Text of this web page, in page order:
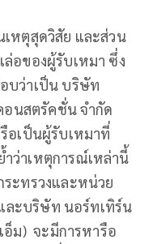
เหตุสุดวิสัย และส่วน
ล่อของผู้รับเหมา ซึ่ง
บว่าเป็น บริษัท
อนสตรัคชั่น จำกัด
อเป็นผู้รับเหมาที่
ว่าเหตุการณ์เหล่านี้
ะทรวงและหน่วย
ละบริษัท นอร์ทเทิร์น
อ็ม) จะมีการหารือ